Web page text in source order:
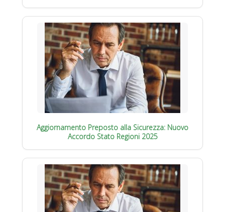
Aggiornamento Preposto alla Sicurezza: Nuovo
Accordo Stato Regioni 2025